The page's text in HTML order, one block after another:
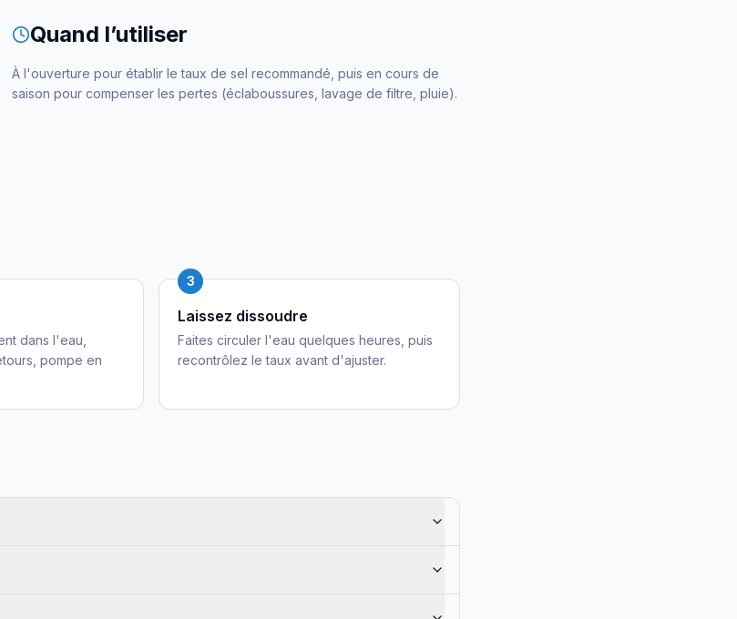
Quand l’utiliser
À l'ouverture pour établir le taux de sel recommandé, puis en cours de
saison pour compenser les pertes (éclaboussures, lavage de filtre, pluie).
dans l'eau,
pompe en
3
Laissez dissoudre
Faites circuler l'eau quelques heures, puis
recontrôlez le taux avant d'ajuster.